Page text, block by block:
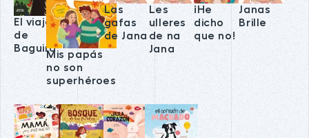
El viaje
de
Baguira
Mis papás
no son
superhéroes
Las
gafas
de Jana
Les
ulleres
de na
Jana
¡He
dicho
que no!
Janas
Brille